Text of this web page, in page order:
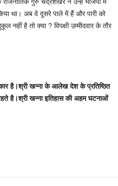
था। अब वे दूसरे पाले में हैं और पारी को
नहीं है तो क्या ? विपक्षी उम्मीदवार के तौर
है।श्री खन्ना केआलेख देश के प्रतिष्ठित
है।श्री खन्ना इतिहास की अहम घटनाओं